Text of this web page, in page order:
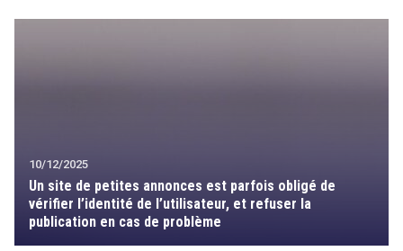
10/12/2025
Un site de petites annonces est parfois obligé de
vérifier l’identité de l’utilisateur, et refuser la
publication en cas de problème